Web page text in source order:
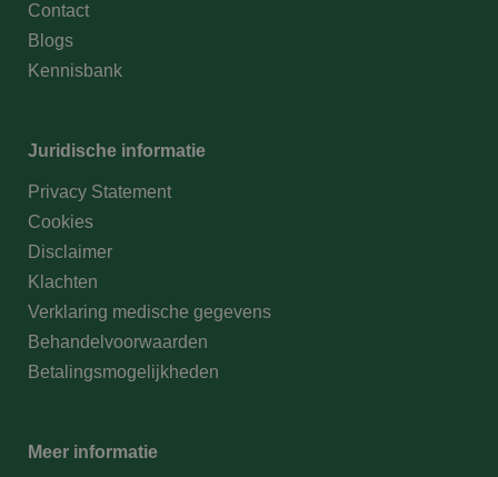
Contact
Blogs
Kennisbank
Juridische informatie
Privacy Statement
Cookies
Disclaimer
Klachten
Verklaring medische gegevens
Behandelvoorwaarden
Betalingsmogelijkheden
Meer informatie